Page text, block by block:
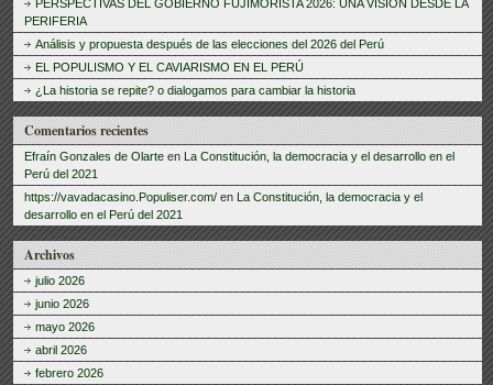
a
r
:
PERSPECTIVAS DEL GOBIERNO FUJIMORISTA 2026: UNA VISIÓN DESDE LA
PERIFERIA
Análisis y propuesta después de las elecciones del 2026 del Perú
EL POPULISMO Y EL CAVIARISMO EN EL PERÚ
¿La historia se repite? o dialogamos para cambiar la historia
Comentarios recientes
Efraín Gonzales de Olarte en La Constitución, la democracia y el desarrollo en el
Perú del 2021
https://vavadacasino.Populiser.com/ en La Constitución, la democracia y el
desarrollo en el Perú del 2021
Archivos
julio 2026
junio 2026
mayo 2026
abril 2026
febrero 2026